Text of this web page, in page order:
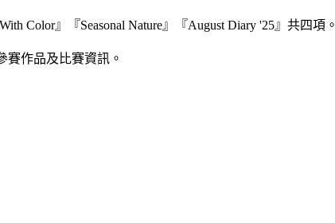
Color』『Seasonal Nature』『August Diary '25』共四項。
賽作品及比賽資訊。